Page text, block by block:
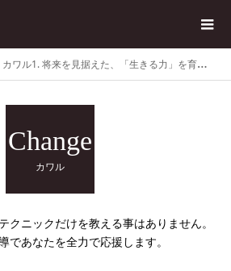
カワル1. 将来を見据えた、「生きる力」を育てる教育。
Change
カワル
クニックだけを教える事はありません。
であなたを全力で応援します。